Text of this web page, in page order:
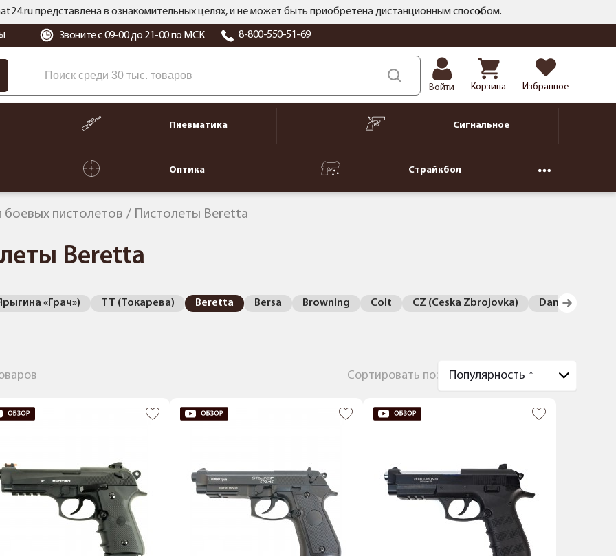
представлена в ознакомительных целях, и не может быть приобретена дистанционным способом.
Звоните с 09-00 до 21-00 по МСК 8-800-550-51-69
Войти Корзина Избранное
Пневматика Сигнальное
Оптика Страйкбол
боевых пистолетов Пистолеты Beretta
Beretta
«Грач») ТТ (Токарева) Beretta Bersa Browning Colt CZ (Ceska Zbrojovka) Dan Wesson
Сортировать по: